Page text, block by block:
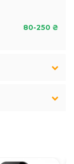
80-250 ₴